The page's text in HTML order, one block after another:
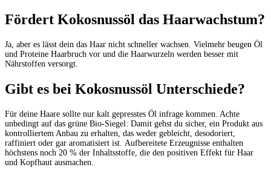
Fördert Kokosnussöl das Haarwachstum?
Ja, aber es lässt dein das Haar nicht schneller wachsen. Vielmehr beugen Öl
und Proteine Haarbruch vor und die Haarwurzeln werden besser mit
Nährstoffen versorgt.
Gibt es bei Kokosnussöl Unterschiede?
Für deine Haare sollte nur kalt gepresstes Öl infrage kommen. Achte
unbedingt auf das grüne Bio-Siegel: Damit gehst du sicher, ein Produkt aus
kontrolliertem Anbau zu erhalten, das weder gebleicht, desodoriert,
raffiniert oder gar aromatisiert ist. Aufbereitete Erzeugnisse enthalten
höchstens noch 20 % der Inhaltsstoffe, die den positiven Effekt für Haar
und Kopfhaut ausmachen.